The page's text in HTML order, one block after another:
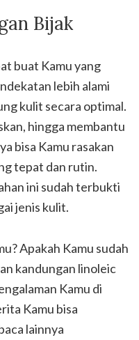
Bijak
buat Kamu yang
lebih alami
kulit secara optimal.
hingga membantu
bisa Kamu rasakan
tepat dan rutin.
ini sudah terbukti
jenis kulit.
Apakah Kamu sudah
kandungan linoleic
Kamu di
Kamu bisa
lainnya